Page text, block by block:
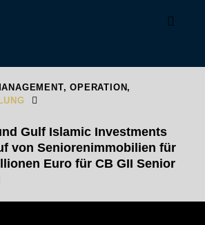
,OPERATION ,
Gulf Islamic Investments
von Seniorenimmobilien für
Euro für CB GII Senior